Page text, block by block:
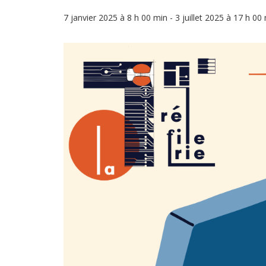
7 janvier 2025 à 8 h 00 min - 3 juillet 2025 à 17 h 00